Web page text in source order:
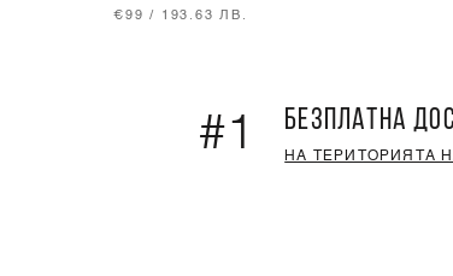
€99 / 193.63 ЛВ.
#1 БЕЗПЛАТНА
НА ТЕРИТОРИЯТА